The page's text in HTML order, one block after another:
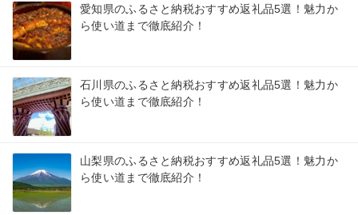
愛知県のふるさと納税おすすめ返礼品5選！魅力か
ら使い道まで徹底紹介！
石川県のふるさと納税おすすめ返礼品5選！魅力か
ら使い道まで徹底紹介！
山梨県のふるさと納税おすすめ返礼品5選！魅力か
ら使い道まで徹底紹介！